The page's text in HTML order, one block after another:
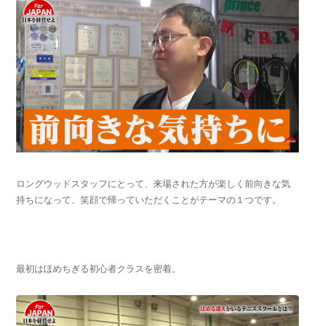
ロングウッドスタッフにとって、来場された方が楽しく前向きな気
持ちになって、笑顔で帰っていただくことがテーマの１つです。
最初はほめちぎる初心者クラスを密着。